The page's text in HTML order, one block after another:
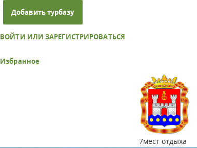
Добавить турбазу
ВОЙТИ ИЛИ ЗАРЕГИСТРИРОВАТЬСЯ
Избранное
7мест отдыха